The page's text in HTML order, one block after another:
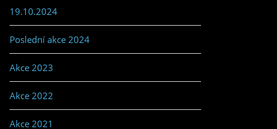
19.10.2024
Poslední akce 2024
Akce 2023
Akce 2022
Akce 2021